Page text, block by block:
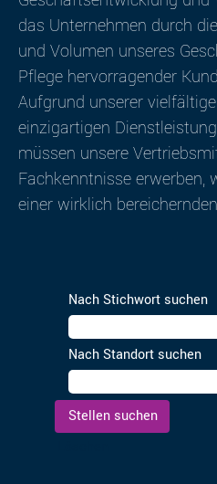
das Unternehmen durch
und Volumen unseres
Pflege hervorragender
Aufgrund unserer
einzigartigen
müssen unsere
Fachkenntnisse erwerben,
einer wirklich
Nach Stichwort suchen
Nach Standort suchen